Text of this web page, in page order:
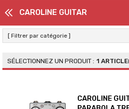
CAROLINE GUITAR
[ Filtrer par catégorie ]
1
CAROLINE